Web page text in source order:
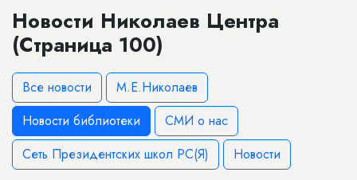
Новости Николаев Центра
(Страница 100)
Все новости
М.Е.Николаев
Новости библиотеки
СМИ о нас
Сеть Президентских школ РС(Я)
Новости